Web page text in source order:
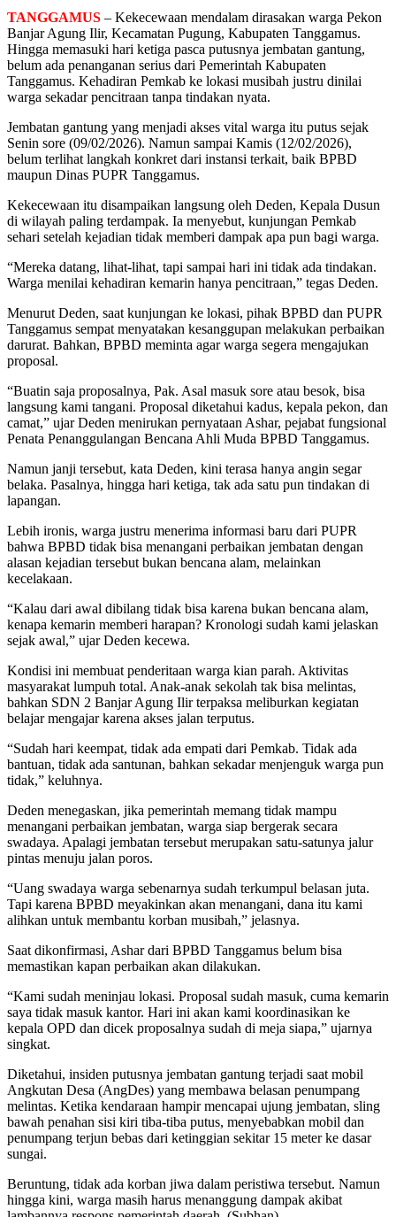
TANGGAMUS – Kekecewaan mendalam dirasakan warga Pekon
Banjar Agung Ilir, Kecamatan Pugung, Kabupaten Tanggamus.
Hingga memasuki hari ketiga pasca putusnya jembatan gantung,
belum ada penanganan serius dari Pemerintah Kabupaten
Tanggamus. Kehadiran Pemkab ke lokasi musibah justru dinilai
warga sekadar pencitraan tanpa tindakan nyata.
Jembatan gantung yang menjadi akses vital warga itu putus sejak
Senin sore (09/02/2026). Namun sampai Kamis (12/02/2026),
belum terlihat langkah konkret dari instansi terkait, baik BPBD
maupun Dinas PUPR Tanggamus.
Kekecewaan itu disampaikan langsung oleh Deden, Kepala Dusun
di wilayah paling terdampak. Ia menyebut, kunjungan Pemkab
sehari setelah kejadian tidak memberi dampak apa pun bagi warga.
“Mereka datang, lihat-lihat, tapi sampai hari ini tidak ada tindakan.
Warga menilai kehadiran kemarin hanya pencitraan,” tegas Deden.
Menurut Deden, saat kunjungan ke lokasi, pihak BPBD dan PUPR
Tanggamus sempat menyatakan kesanggupan melakukan perbaikan
darurat. Bahkan, BPBD meminta agar warga segera mengajukan
proposal.
“Buatin saja proposalnya, Pak. Asal masuk sore atau besok, bisa
langsung kami tangani. Proposal diketahui kadus, kepala pekon, dan
camat,” ujar Deden menirukan pernyataan Ashar, pejabat fungsional
Penata Penanggulangan Bencana Ahli Muda BPBD Tanggamus.
Namun janji tersebut, kata Deden, kini terasa hanya angin segar
belaka. Pasalnya, hingga hari ketiga, tak ada satu pun tindakan di
lapangan.
Lebih ironis, warga justru menerima informasi baru dari PUPR
bahwa BPBD tidak bisa menangani perbaikan jembatan dengan
alasan kejadian tersebut bukan bencana alam, melainkan
kecelakaan.
“Kalau dari awal dibilang tidak bisa karena bukan bencana alam,
kenapa kemarin memberi harapan? Kronologi sudah kami jelaskan
sejak awal,” ujar Deden kecewa.
Kondisi ini membuat penderitaan warga kian parah. Aktivitas
masyarakat lumpuh total. Anak-anak sekolah tak bisa melintas,
bahkan SDN 2 Banjar Agung Ilir terpaksa meliburkan kegiatan
belajar mengajar karena akses jalan terputus.
“Sudah hari keempat, tidak ada empati dari Pemkab. Tidak ada
bantuan, tidak ada santunan, bahkan sekadar menjenguk warga pun
tidak,” keluhnya.
Deden menegaskan, jika pemerintah memang tidak mampu
menangani perbaikan jembatan, warga siap bergerak secara
swadaya. Apalagi jembatan tersebut merupakan satu-satunya jalur
pintas menuju jalan poros.
“Uang swadaya warga sebenarnya sudah terkumpul belasan juta.
Tapi karena BPBD meyakinkan akan menangani, dana itu kami
alihkan untuk membantu korban musibah,” jelasnya.
Saat dikonfirmasi, Ashar dari BPBD Tanggamus belum bisa
memastikan kapan perbaikan akan dilakukan.
“Kami sudah meninjau lokasi. Proposal sudah masuk, cuma kemarin
saya tidak masuk kantor. Hari ini akan kami koordinasikan ke
kepala OPD dan dicek proposalnya sudah di meja siapa,” ujarnya
singkat.
Diketahui, insiden putusnya jembatan gantung terjadi saat mobil
Angkutan Desa (AngDes) yang membawa belasan penumpang
melintas. Ketika kendaraan hampir mencapai ujung jembatan, sling
bawah penahan sisi kiri tiba-tiba putus, menyebabkan mobil dan
penumpang terjun bebas dari ketinggian sekitar 15 meter ke dasar
sungai.
Beruntung, tidak ada korban jiwa dalam peristiwa tersebut. Namun
hingga kini, warga masih harus menanggung dampak akibat